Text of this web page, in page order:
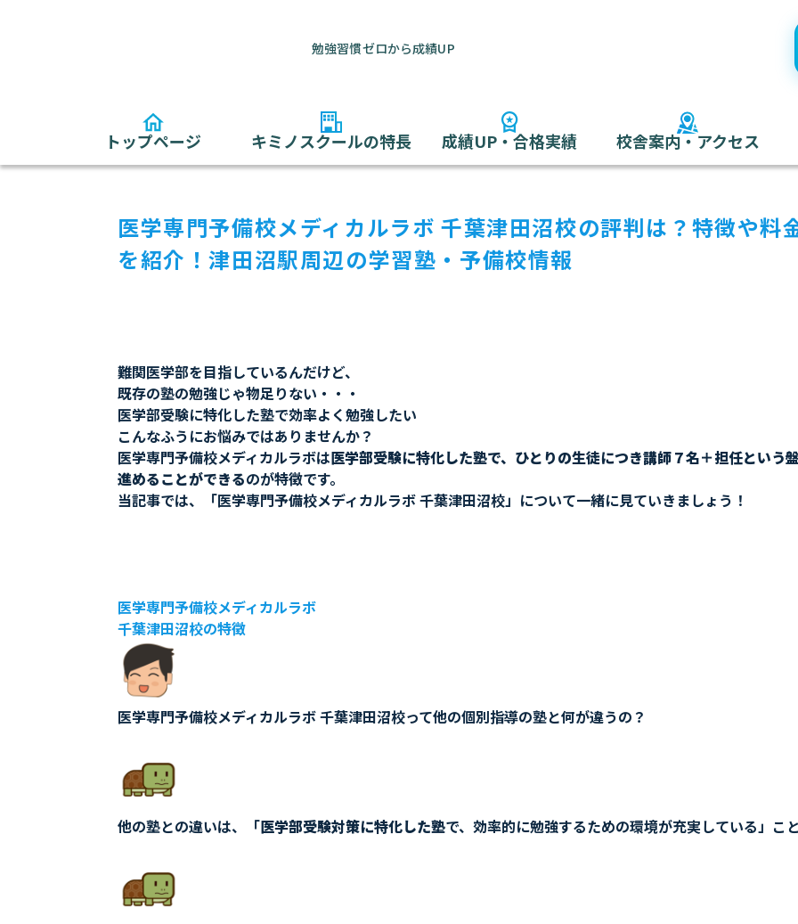
勉強習慣ゼロから成績UP
トップページ キミノスクールの特長 成績UP・合格実績 校舎案内・アクセス
医学専門予備校メディカルラボ 千葉津田沼校の評判は？特徴や料
を紹介！津田沼駅周辺の学習塾・予備校情報
難関医学部を目指しているんだけど、
既存の塾の勉強じゃ物足りない・・・
医学部受験に特化した塾で効率よく勉強したい
こんなふうにお悩みではありませんか？
医学専門予備校メディカルラボは医学部受験に特化した塾で、ひとりの生徒につき講師７名＋担任という
進めることができるのが特徴です。
当記事では、「医学専門予備校メディカルラボ 千葉津田沼校」について一緒に見ていきましょう！
医学専門予備校メディカルラボ
千葉津田沼校の特徴
医学専門予備校メディカルラボ 千葉津田沼校って他の個別指導の塾と何が違うの？
他の塾との違いは、「医学部受験対策に特化した塾で、効率的に勉強するための環境が充実している」こ